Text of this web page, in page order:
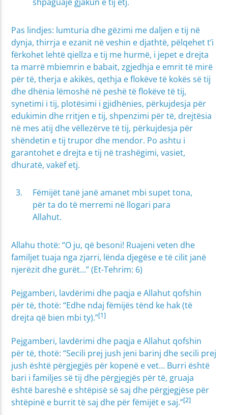
Pas lindjes: lumturia dhe gëzimi me daljen e tij në
dynja, thirrja e ezanit në veshin e djathtë, pëlqehet t’i
fërkohet lehtë qiellza e tij me hurmë, i jepet e drejta
ta marrë mbiemrin e babait, zgjedhja e emrit të mirë
për të, therja e akikës, qethja e flokëve të kokës së tij
dhe dhënia lëmoshë në peshë të flokëve të tij,
synetimi i tij, plotësimi i gjidhënies, përkujdesja për
edukimin dhe rritjen e tij, shpenzimi për të, drejtësia
në mes atij dhe vëllezërve të tij, përkujdesja për
shëndetin e tij trupor dhe mendor. Po ashtu i
garantohet e drejta e tij në trashëgimi, vasiet,
dhuratë, vakëf etj.
Fëmijët tanë janë amanet mbi supet tona,
për ta do të merremi në llogari para
Allahut.
Allahu thotë: “O ju, që besoni! Ruajeni veten dhe
familjet tuaja nga zjarri, lënda djegëse e të cilit janë
njerëzit dhe gurët…” (Et-Tehrim: 6)
Pejgamberi, lavdërimi dhe paqja e Allahut qofshin
për të, thotë: “Edhe ndaj fëmijës tënd ke hak (të
drejta që bien mbi ty).”[1]
Pejgamberi, lavdërimi dhe paqja e Allahut qofshin
për të, thotë: “Secili prej jush jeni barinj dhe secili prej
jush është përgjegjës për kopenë e vet… Burri është
bari i familjes së tij dhe përgjegjës për të, gruaja
është bareshë e shtëpisë së saj dhe përgjegjëse për
shtëpinë e burrit të saj dhe për fëmijët e saj.”[2]